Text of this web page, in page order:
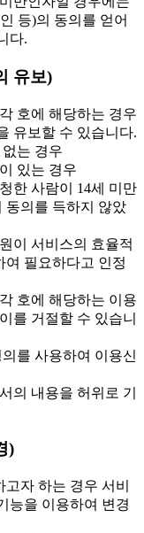
등)의 동의를 얻어
다.
유보)
호에 해당하는 경우
유보할 수 있습니다.
는 경우
있는 경우
한 사람이 14세 미만
동의를 득하지 않았
이 서비스의 효율적
여 필요하다고 인정
호에 해당하는 이용
를 거절할 수 있습니
를 사용하여 이용신
의 내용을 허위로 기
)
자 하는 경우 서비
능을 이용하여 변경